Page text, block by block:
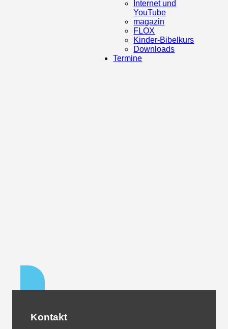
Internet und
YouTube
magazin
FLOX
Kinder-Bibelkurs
Downloads
Termine
Kontakt